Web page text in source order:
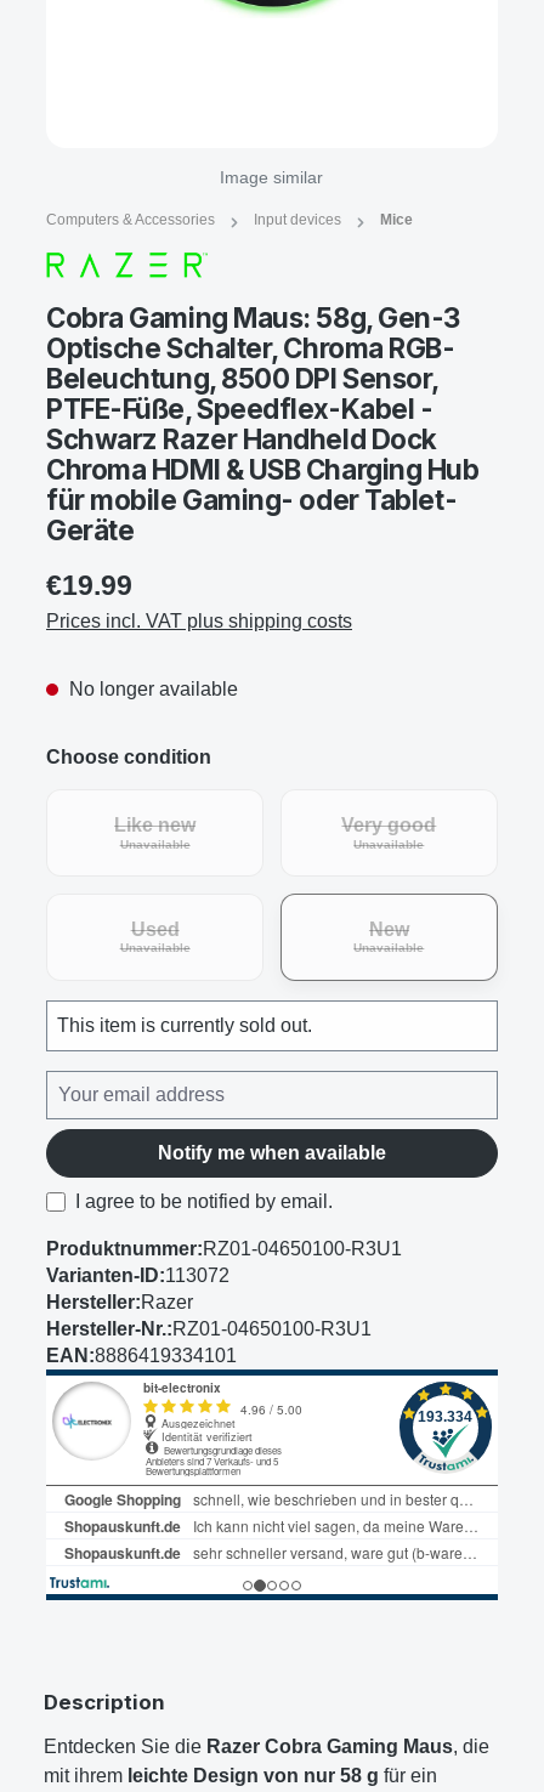
Image similar
Computers & Accessories Input devices Mice
Cobra Gaming Maus: 58g, Gen-3
Optische Schalter, Chroma RGB-
Beleuchtung, 8500 DPI Sensor,
PTFE-Füße, Speedflex-Kabel -
Schwarz Razer Handheld Dock
Chroma HDMI & USB Charging Hub
für mobile Gaming- oder Tablet-
Geräte
€19.99
Prices incl. VAT plus shipping costs
No longer available
Choose condition
Like new
Unavailable(This option is currently unavailable.)
Very good
Unavailable(This option is
Used
Unavailable(This option is currently unavailable.)
New
Unavailable(This option is
This item is currently sold out.
Notify me when available
I agree to be notified by email.
Produktnummer:RZ01-04650100-R3U1
Varianten-ID:113072
Hersteller:Razer
Hersteller-Nr.:RZ01-04650100-R3U1
EAN:8886419334101
Description
Entdecken Sie die Razer Cobra Gaming Maus, die
mit ihrem leichte Design von nur 58 g für ein